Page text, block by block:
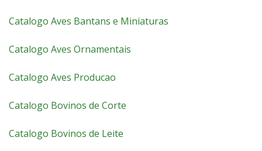
Catalogo Aves Bantans e Miniaturas
Catalogo Aves Ornamentais
Catalogo Aves Producao
Catalogo Bovinos de Corte
Catalogo Bovinos de Leite